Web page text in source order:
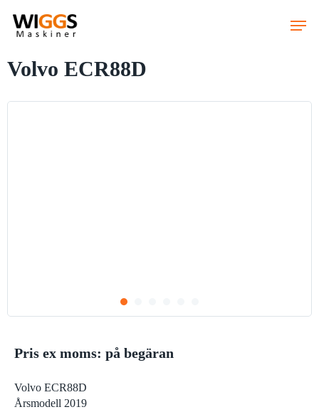
main
Volvo ECR88D
Pris ex moms: på begäran
Volvo ECR88D
Årsmodell 2019